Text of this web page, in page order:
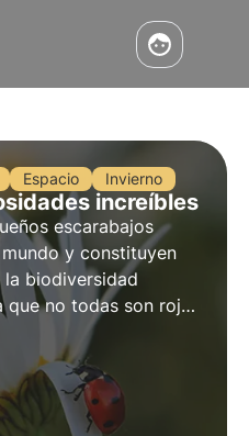
Espacio Invierno
increíbles
escarabajos
y constituyen
biodiversidad
que no todas son rojas
que hibernan en
artículo los cinco
las mariquitas.